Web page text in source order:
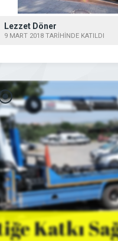
Lezzet Döner
9 MART 2018 TARİHİNDE KATILDI